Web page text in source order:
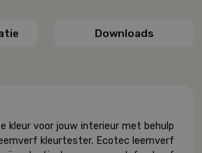
Downloads
kleur voor jouw interieur met behulp
kleurtester. Ecotec leemverf